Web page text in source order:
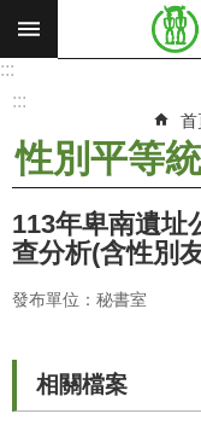
跳到主要內容區塊
搜
願
使
命
最
息
:::
:::
首
性別平等
113年卑南遺址
查分析(含性別
發布單位：秘書室
相關檔案